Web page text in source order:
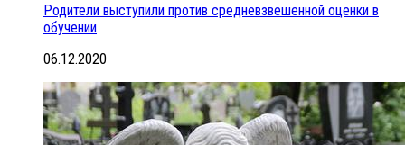
Родители выступили против средневзвешенной оценки в
обучении
06.12.2020